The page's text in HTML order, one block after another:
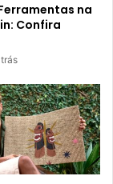
na
Confira